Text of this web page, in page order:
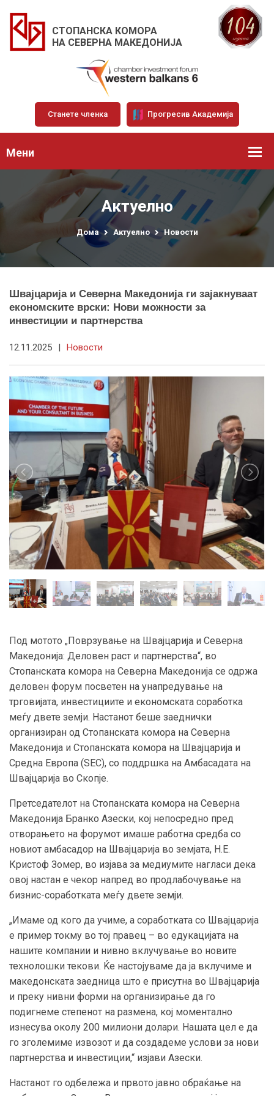
СТОПАНСКА КОМОРА
НА СЕВЕРНА МАКЕДОНИЈА
Станете членка Прогресив Академија
Мени
Актуелно
Дома Актуелно Новости
Швајцарија и Северна Македонија ги зајакнуваат
економските врски: Нови можности за
инвестиции и партнерства
12.11.2025 | Новости
Под мотото „Поврзување на Швајцарија и Северна
Македонија: Деловен раст и партнерства“, во
Стопанската комора на Северна Македонија се одржа
деловен форум посветен на унапредување на
трговијата, инвестициите и економската соработка
меѓу двете земји. Настанот беше заеднички
организиран од Стопанската комора на Северна
Македонија и Стопанската комора на Швајцарија и
Средна Европа (SEC), со поддршка на Амбасадата на
Швајцарија во Скопје.
Претседателот на Стопанската комора на Северна
Македонија Бранко Азески, кој непосредно пред
отворањето на форумот имаше работна средба со
новиот амбасадор на Швајцарија во земјата, Н.Е.
Кристоф Зомер, во изјава за медиумите нагласи дека
овој настан е чекор напред во продлабочување на
бизнис-соработката меѓу двете земји.
„Имаме од кого да учиме, а соработката со Швајцарија
е пример токму во тој правец – во едукацијата на
нашите компании и нивно вклучување во новите
технолошки текови. Ќе настојуваме да ја вклучиме и
македонската заедница што е присутна во Швајцарија
и преку нивни форми на организирање да го
подигнеме степенот на размена, кој моментално
изнесува околу 200 милиони долари. Нашата цел е да
го зголемиме извозот и да создадеме услови за нови
партнерства и инвестиции,“ изјави Азески.
Настанот го одбележа и првото јавно обраќање на